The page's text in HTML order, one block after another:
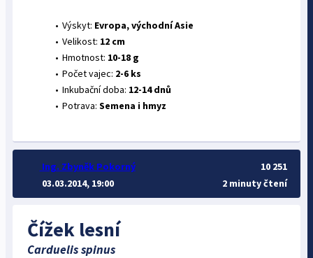
Čížek lesní
Carduelis spinus
Výskyt: Evropa, východní Asie
Velikost: 12 cm
Hmotnost: 10-18 g
Počet vajec: 2-6 ks
Inkubační doba: 12-14 dnů
Potrava: Semena i hmyz
Ing. Zbyněk Pokorný
03.03.2014, 19:00
10 251
2 minuty čtení